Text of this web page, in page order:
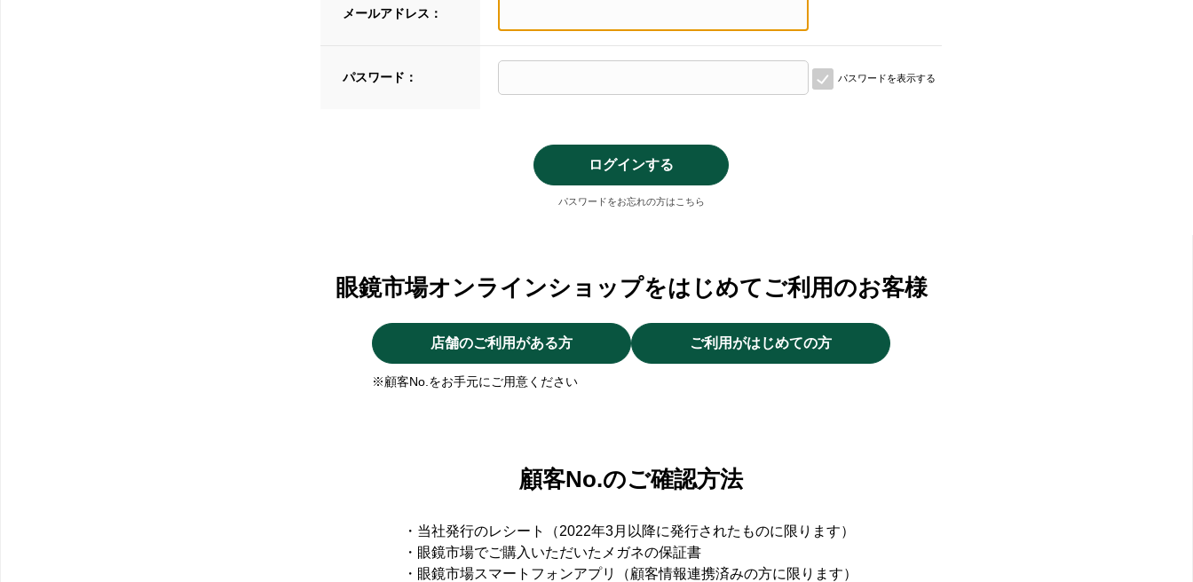
メールアドレス：
パスワード： パスワードを表示する
パスワードをお忘れの方はこちら
眼鏡市場オンラインショップをはじめてご利用のお客様
店舗のご利用がある方
※顧客No.をお手元にご用意ください
ご利用がはじめての方
顧客No.のご確認方法
・当社発行のレシート（2022年3月以降に発行されたものに限ります）
・眼鏡市場でご購入いただいたメガネの保証書
・眼鏡市場スマートフォンアプリ（顧客情報連携済みの方に限ります）